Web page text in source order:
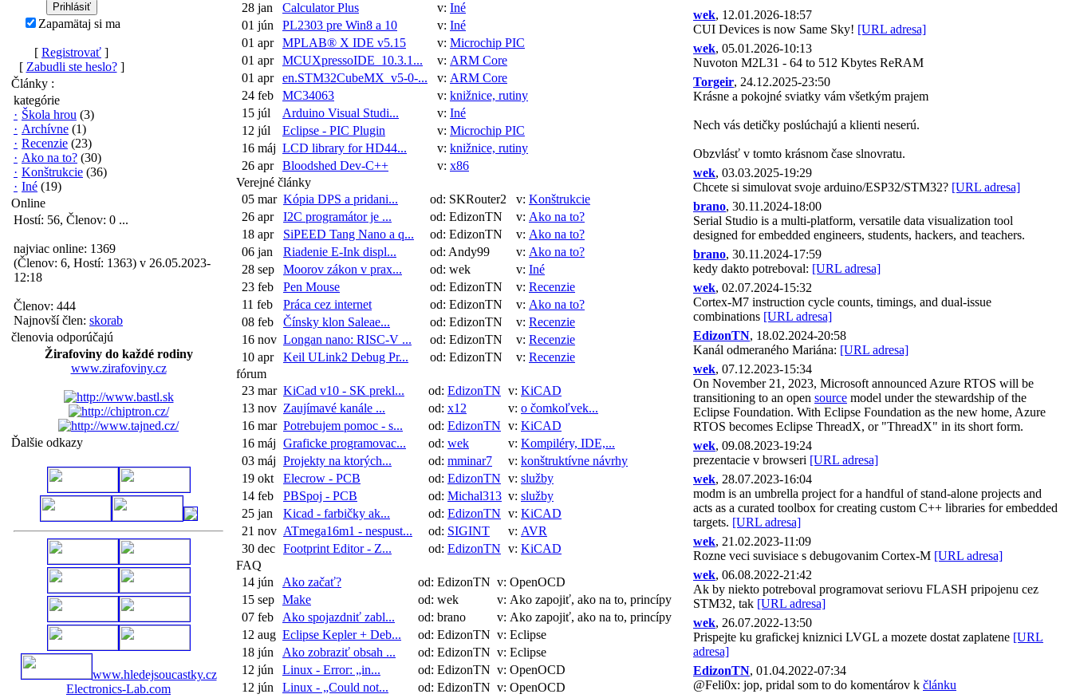
Zapamätaj si ma
[ Registrovať ]
[ Zabudli ste heslo?]
Články :
kategórie
· Škola hrou (3)
· Archívne (1)
· Recenzie (23)
· Ako na to? (30)
· Konštrukcie (36)
· Iné (19)
Online
Hostí: 56, Členov: 0 ...
najviac online: 1369
(Členov: 6, Hostí: 1363) v 26.05.2023-
12:18
Členov: 444
Najnovší člen: skorab
členovia odporúčajú
Žirafoviny do každé rodiny
www.zirafoviny.cz
Ďalšie odkazy
www.hledejsoucastky.cz
Electronics-Lab.com
28 jan
Calculator Plus v: Iné
01 jún
PL2303 pre Win8 a 10 v: Iné
01 apr
MPLAB® X IDE v5.15 v: Microchip PIC
01 apr
MCUXpressoIDE_10.3.1... v: ARM Core
01 apr
en.STM32CubeMX_v5-0-... v: ARM Core
24 feb
MC34063 v: knižnice, rutiny
15 júl
Arduino Visual Studi... v: Iné
12 júl
Eclipse - PIC Plugin v: Microchip PIC
16 máj LCD library for HD44... v: knižnice, rutiny
26 apr
Bloodshed Dev-C++ v: x86
Verejné články
05 mar Kópia DPS a pridani... od: SKRouter2 v: Konštrukcie
26 apr
I2C programátor je ... od: EdizonTN v: Ako na to?
18 apr
SiPEED Tang Nano a q... od: EdizonTN v: Ako na to?
06 jan
Riadenie E-Ink displ... od: Andy99 v: Ako na to?
28 sep
Moorov zákon v prax... od: wek v: Iné
23 feb
Pen Mouse od: EdizonTN v: Recenzie
11 feb
Práca cez internet od: EdizonTN v: Ako na to?
08 feb
Čínsky klon Saleae... od: EdizonTN v: Recenzie
16 nov Longan nano: RISC-V ... od: EdizonTN v: Recenzie
10 apr
Keil ULink2 Debug Pr... od: EdizonTN v: Recenzie
fórum
23 mar KiCad v10 - SK prekl... od: EdizonTN v: KiCAD
13 nov Zaujímavé kanále ... od: x12 v: o čomkoľvek...
16 mar Potrebujem pomoc - s... od: EdizonTN v: KiCAD
16 máj Graficke programovac... od: wek v: Kompiléry, IDE,...
03 máj Projekty na ktorých... od: mminar7 v: konštruktívne návrhy
19 okt
Elecrow - PCB od: EdizonTN v: služby
14 feb
PBSpoj - PCB od: Michal313 v: služby
25 jan
Kicad - farbičky ak... od: EdizonTN v: KiCAD
21 nov ATmega16m1 - nespust... od: SIGINT v: AVR
30 dec Footprint Editor - Z... od: EdizonTN v: KiCAD
FAQ
14 jún
Ako začať? od: EdizonTN v: OpenOCD
15 sep Make od: wek
v: Ako zapojiť, ako na to, princípy
07 feb
Ako spojazdniť zabl... od: brano
v: Ako zapojiť, ako na to, princípy
12 aug Eclipse Kepler + Deb... od: EdizonTN v: Eclipse
18 jún
Ako zobraziť obsah ... od: EdizonTN v: Eclipse
12 jún
Linux - Error: „in... od: EdizonTN v: OpenOCD
12 jún
Linux - „Could not... od: EdizonTN v: OpenOCD
wek, 12.01.2026-18:57
CUI Devices is now Same Sky! [URL adresa]
wek, 05.01.2026-10:13
Nuvoton M2L31 - 64 to 512 Kbytes ReRAM
Torgeir, 24.12.2025-23:50
Krásne a pokojné sviatky vám všetkým prajem
Nech vás detičky poslúchajú a klienti neserú.
Obzvlásť v tomto krásnom čase slnovratu.
wek, 03.03.2025-19:29
Chcete si simulovat svoje arduino/ESP32/STM32? [URL adresa]
brano, 30.11.2024-18:00
Serial Studio is a multi-platform, versatile data visualization tool
designed for embedded engineers, students, hackers, and teachers.
brano, 30.11.2024-17:59
kedy dakto potreboval: [URL adresa]
wek, 02.07.2024-15:32
Cortex-M7 instruction cycle counts, timings, and dual-issue
combinations [URL adresa]
EdizonTN, 18.02.2024-20:58
Kanál odmeraného Mariána: [URL adresa]
wek, 07.12.2023-15:34
On November 21, 2023, Microsoft announced Azure RTOS will be
transitioning to an open source model under the stewardship of the
Eclipse Foundation. With Eclipse Foundation as the new home, Azure
RTOS becomes Eclipse ThreadX, or "ThreadX" in its short form.
wek, 09.08.2023-19:24
prezentacie v browseri [URL adresa]
wek, 28.07.2023-16:04
modm is an umbrella project for a handful of stand-alone projects and
acts as a curated toolbox for creating custom C++ libraries for embedded
targets. [URL adresa]
wek, 21.02.2023-11:09
Rozne veci suvisiace s debugovanim Cortex-M [URL adresa]
wek, 06.08.2022-21:42
Ak by niekto potreboval programovat seriovu FLASH pripojenu cez
STM32, tak [URL adresa]
wek, 26.07.2022-13:50
Prispejte ku grafickej kniznici LVGL a mozete dostat zaplatene [URL
adresa]
EdizonTN, 01.04.2022-07:34
@Feli0x: jop, pridal som to do komentárov k článku